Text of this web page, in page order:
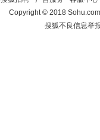
Copyright©2018
搜狐不良信息举